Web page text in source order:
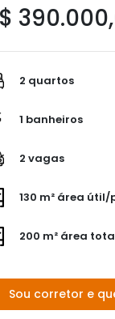
2 quartos
1 banheiros
2 vagas
130 m² área
200 m² área
Sou corretor e